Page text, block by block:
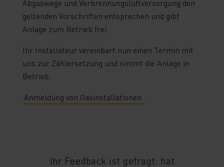
Abgaswege und Verbrennungsluftversorgung den
geltenden Vorschriften entsprechen und gibt
Anlage zum Betrieb frei.
Ihr Installateur vereinbart nun einen Termin mit
uns zur Zählersetzung und nimmt die Anlage in
Betrieb.
Anmeldung von Gasinstallationen
Ihr Feedback ist gefragt: hat